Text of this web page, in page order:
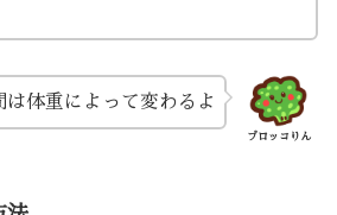
ブロッコりん
は体重によって変わるよ